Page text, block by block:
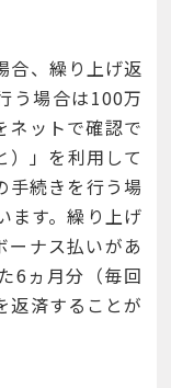
合、繰り上げ返
う場合は100万
ネットで確認で
」を利用して
手続きを行う場
ます。繰り上げ
ーナス払いがあ
6ヵ月分（毎回
返済することが